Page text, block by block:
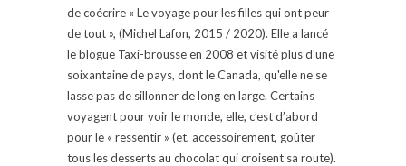
de coécrire « Le voyage pour les filles qui ont peur
de tout », (Michel Lafon, 2015 / 2020). Elle a lancé
le blogue Taxi-brousse en 2008 et visité plus d'une
soixantaine de pays, dont le Canada, qu'elle ne se
lasse pas de sillonner de long en large. Certains
voyagent pour voir le monde, elle, c’est d’abord
pour le « ressentir » (et, accessoirement, goûter
tous les desserts au chocolat qui croisent sa route).